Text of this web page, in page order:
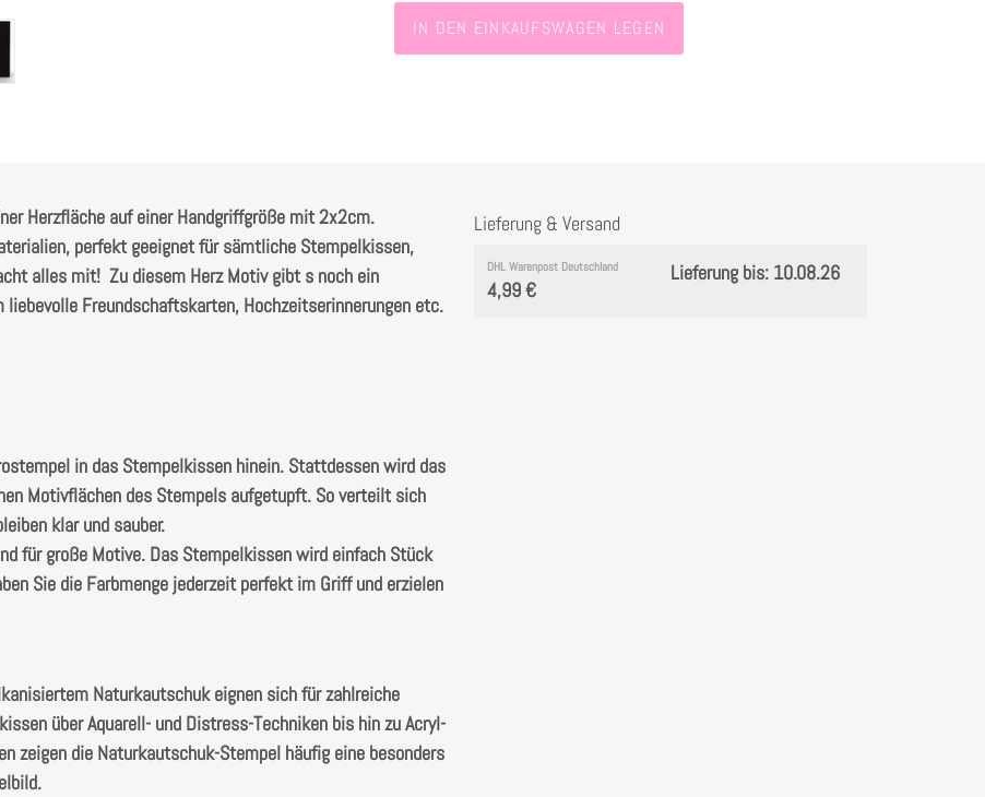
IN DEN EINKAUFSWAGEN LEGEN
Herzfläche auf einer Handgriffgröße mit 2x2cm.
perfekt geeignet für sämtliche Stempelkissen,
alles mit! Zu diesem Herz Motiv gibt s noch ein
Freundschaftskarten, Hochzeitserinnerungen etc.
in das Stempelkissen hinein. Stattdessen wird das
Motivflächen des Stempels aufgetupft. So verteilt sich
klar und sauber.
für große Motive. Das Stempelkissen wird einfach Stück
Sie die Farbmenge jederzeit perfekt im Griff und erzielen
Naturkautschuk eignen sich für zahlreiche
über Aquarell- und Distress-Techniken bis hin zu Acryl-
zeigen die Naturkautschuk-Stempel häufig eine besonders
Lieferung & Versand
DHL Warenpost Deutschland
4,99 €
Lieferung bis: 10.08.26